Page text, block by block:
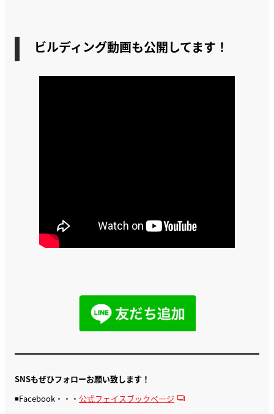
ビルディング動画も公開してます！
SNSもぜひフォローお願い致します！
◾️Facebook・・・ 公式フェイスブックページ